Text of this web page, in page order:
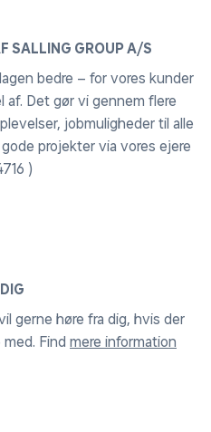
SALLING GROUP A/S
bedre – for vores kunder
af. Det gør vi gennem flere
jobmuligheder til alle
projekter via vores ejere
)
gerne høre fra dig, hvis der
Find mere information